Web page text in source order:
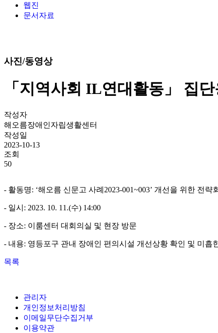
웹진
문서자료
사진/동영상
「지역사회 IL연대활동」 집
작성자
해오름장애인자립생활센터
작성일
2023-10-13
조회
50
- 활동명: ‘해오름 신문고 사례 2023-001~003’ 개선을 위한 전략
- 일시 : 2023. 10. 11.(수) 14:00
- 장소: 이룸센터 대회의실 및 현장 방문
- 내용: 영등포구 관내 장애인 편의시설 개선상황 확인 및 미흡
목록
관리자
개인정보처리방침
이메일무단수집거부
이용약관